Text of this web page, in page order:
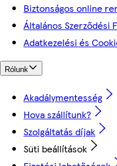
Biztonságos online
Általános Szerződési
Adatkezelési és
Rólunk
Akadálymentesség
Hova szállítunk?
Szolgáltatás díjak
Süti beállítások